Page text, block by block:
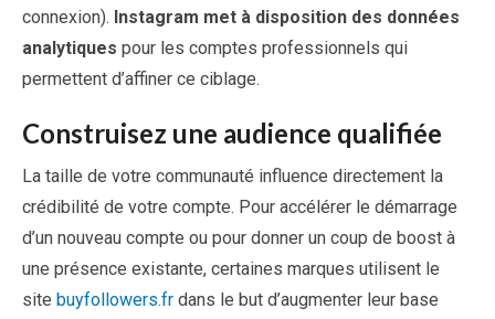
connexion). Instagram met à disposition des données
analytiques pour les comptes professionnels qui
permettent d’affiner ce ciblage.
Construisez une audience qualifiée
La taille de votre communauté influence directement la
crédibilité de votre compte. Pour accélérer le démarrage
d’un nouveau compte ou pour donner un coup de boost à
une présence existante, certaines marques utilisent le
site buyfollowers.fr dans le but d’augmenter leur base